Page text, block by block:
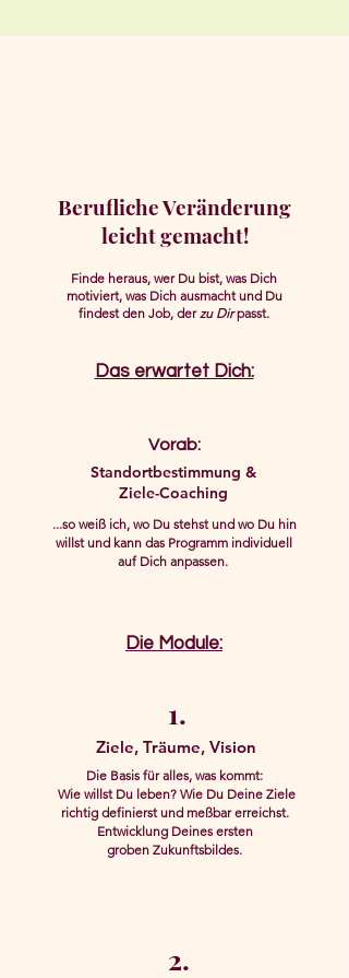
Berufliche Veränderung
leicht gemacht!
Finde heraus, wer Du bist, was Dich
motiviert, was Dich ausmacht und Du
findest den Job, derzu Dirpasst.
Das erwartet Dich:
Vorab:
Standortbestimmung &
Ziele-Coaching
...so weiß ich, wo Du stehst und wo Du hin
willst und kann das Programm individuell
auf Dich anpassen.
Die Module:
1.
Ziele, Träume, Vision
Die Basis für alles, was kommt:
Wie willst Du leben? Wie Du Deine Ziele
richtig definierst und meßbar erreichst.
Entwicklung Deines ersten
groben Zukunftsbildes.
2.